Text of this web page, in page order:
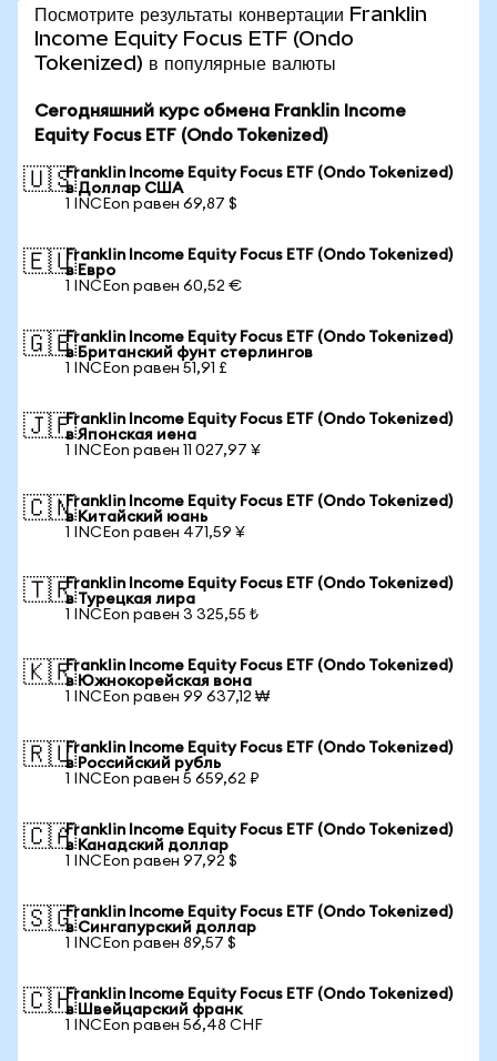
Посмотрите результаты конвертации Franklin
Income Equity Focus ETF (Ondo
Tokenized) в популярные валюты
Сегодняшний курс обмена Franklin Income
Equity Focus ETF (Ondo Tokenized)
🇺🇸Franklin Income Equity Focus ETF (Ondo Tokenized)
в Доллар США
1 INCEon равен 69,87 $
🇪🇺Franklin Income Equity Focus ETF (Ondo Tokenized)
в Евро
1 INCEon равен 60,52 €
🇬🇧Franklin Income Equity Focus ETF (Ondo Tokenized)
в Британский фунт стерлингов
1 INCEon равен 51,91 £
🇯🇵Franklin Income Equity Focus ETF (Ondo Tokenized)
в Японская иена
1 INCEon равен 11 027,97 ¥
🇨🇳Franklin Income Equity Focus ETF (Ondo Tokenized)
в Китайский юань
1 INCEon равен 471,59 ¥
🇹🇷Franklin Income Equity Focus ETF (Ondo Tokenized)
в Турецкая лира
1 INCEon равен 3 325,55 ₺
🇰🇷Franklin Income Equity Focus ETF (Ondo Tokenized)
в Южнокорейская вона
1 INCEon равен 99 637,12 ₩
🇷🇺Franklin Income Equity Focus ETF (Ondo Tokenized)
в Российский рубль
1 INCEon равен 5 659,62 ₽
🇨🇦Franklin Income Equity Focus ETF (Ondo Tokenized)
в Канадский доллар
1 INCEon равен 97,92 $
🇸🇬Franklin Income Equity Focus ETF (Ondo Tokenized)
в Сингапурский доллар
1 INCEon равен 89,57 $
🇨🇭Franklin Income Equity Focus ETF (Ondo Tokenized)
в Швейцарский франк
1 INCEon равен 56,48 CHF